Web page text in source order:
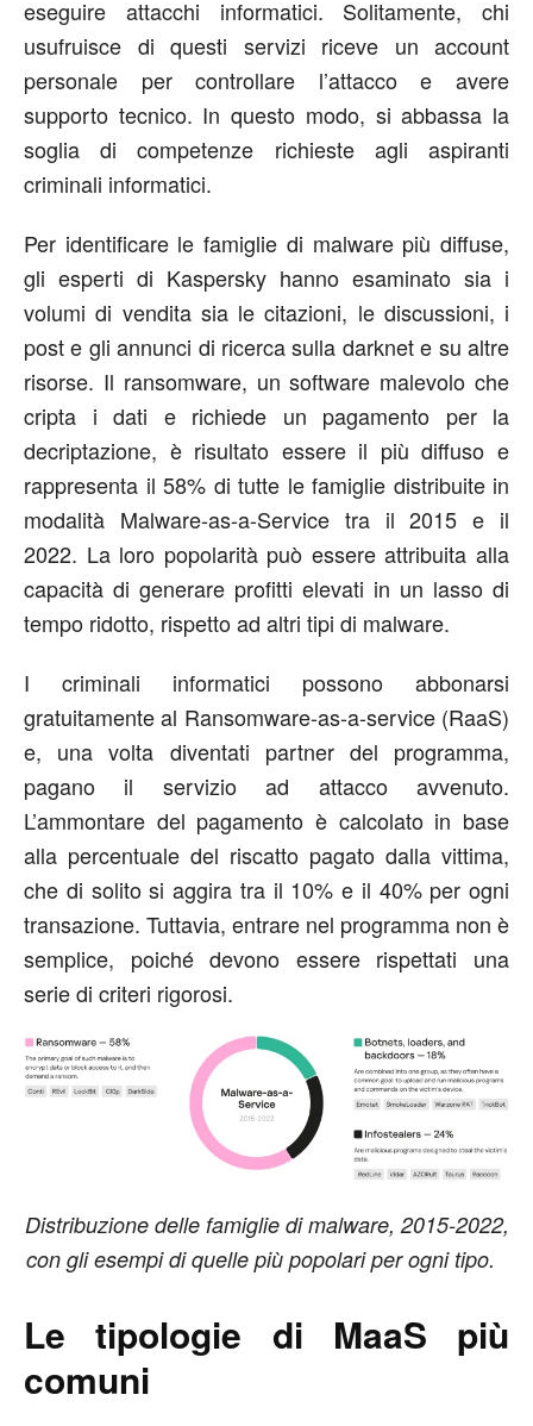
eseguire attacchi informatici. Solitamente, chi
usufruisce di questi servizi riceve un account
personale per controllare l’attacco e avere
supporto tecnico. In questo modo, si abbassa la
soglia di competenze richieste agli aspiranti
criminali informatici.
Per identificare le famiglie di malware più diffuse,
gli esperti di Kaspersky hanno esaminato sia i
volumi di vendita sia le citazioni, le discussioni, i
post e gli annunci di ricerca sulla darknet e su altre
risorse. Il ransomware, un software malevolo che
cripta i dati e richiede un pagamento per la
decriptazione, è risultato essere il più diffuso e
rappresenta il 58% di tutte le famiglie distribuite in
modalità Malware-as-a-Service tra il 2015 e il
2022. La loro popolarità può essere attribuita alla
capacità di generare profitti elevati in un lasso di
tempo ridotto, rispetto ad altri tipi di malware.
I criminali informatici possono abbonarsi
gratuitamente al Ransomware-as-a-service (RaaS)
e, una volta diventati partner del programma,
pagano il servizio ad attacco avvenuto.
L’ammontare del pagamento è calcolato in base
alla percentuale del riscatto pagato dalla vittima,
che di solito si aggira tra il 10% e il 40% per ogni
transazione. Tuttavia, entrare nel programma non è
semplice, poiché devono essere rispettati una
serie di criteri rigorosi.
Distribuzione delle famiglie di malware, 2015-2022,
con gli esempi di quelle più popolari per ogni tipo.
Le tipologie di MaaS più
comuni